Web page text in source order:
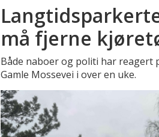
må fjerne
Både naboer og politi har reagert
Gamle Mossevei i over en uke.